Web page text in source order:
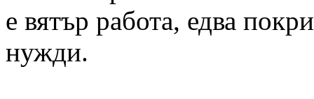
е вятър работа, едва
нужди.